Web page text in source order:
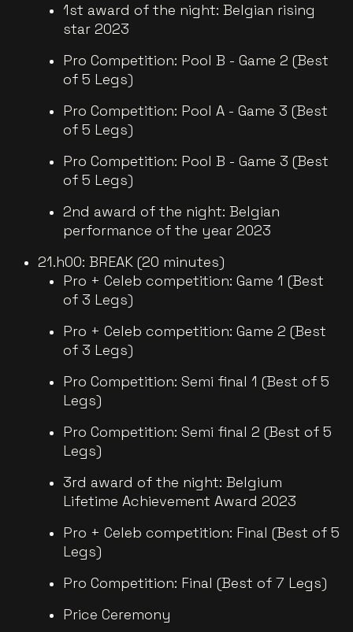
1st award of the night: Belgian rising
star 2023
Pro Competition: Pool B - Game 2 (Best
of 5 Legs)
Pro Competition: Pool A - Game 3 (Best
of 5 Legs)
Pro Competition: Pool B - Game 3 (Best
of 5 Legs)
2nd award of the night: Belgian
performance of the year 2023
21.h00: BREAK (20 minutes)
Pro + Celeb competition: Game 1 (Best
of 3 Legs)
Pro + Celeb competition: Game 2 (Best
of 3 Legs)
Pro Competition: Semi final 1 (Best of 5
Legs)
Pro Competition: Semi final 2 (Best of 5
Legs)
3rd award of the night: Belgium
Lifetime Achievement Award 2023
Pro + Celeb competition: Final (Best of 5
Legs)
Pro Competition: Final (Best of 7 Legs)
Price Ceremony